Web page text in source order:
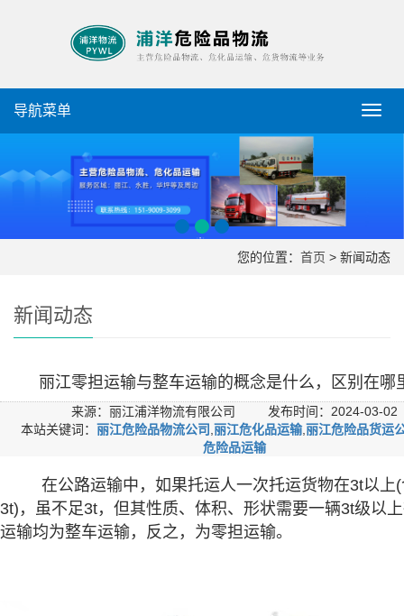
导
航
导航菜单
您的位置： 首页 > 新闻动态
新闻动态
丽江零担运输与整车运输的概念是什么，区别在哪
来源：丽江浦洋物流有限公司 发布时间：2024-03-02
本站关键词： 丽江危险品物流公司,丽江危化品运输,丽江危险品货运
危险品运输
在公路运输中，如果托运人一次托运货物在3t以上
3t)，虽不足3t，但其性质、体积、形状需要一辆3t级以
运输均为整车运输，反之，为零担运输。